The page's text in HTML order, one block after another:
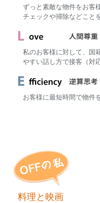
ずっと素敵な物件をお客
チェックや掃除などこと
私のお客様に対して、国
やすい話し方で接客（対
お客様に最短時間で物件
料理と映画